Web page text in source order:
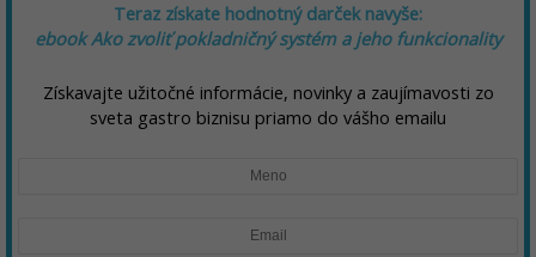
Teraz získate hodnotný darček navyše:
ebook Ako zvoliť pokladničný systém a jeho funkcionality
Získavajte užitočné informácie, novinky a zaujímavosti zo
sveta gastro biznisu priamo do vášho emailu